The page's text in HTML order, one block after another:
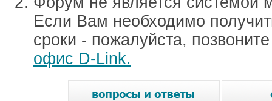
Если Вам необходимо
сроки - пожалуйста,
офис D-Link.